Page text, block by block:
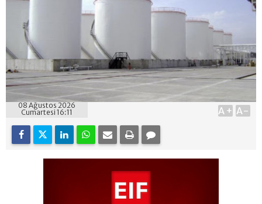
08 Ağustos 2026
Cumartesi 16:11
A+ A-